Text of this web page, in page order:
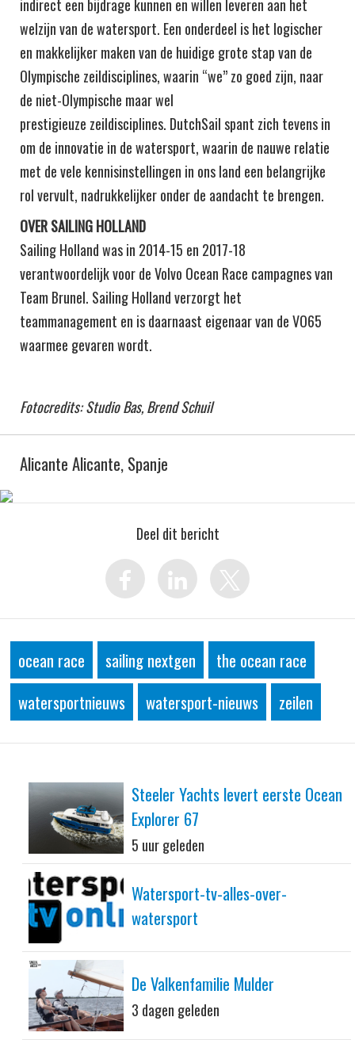
indirect een bijdrage kunnen en willen leveren aan het
welzijn van de watersport. Een onderdeel is het logischer
en makkelijker maken van de huidige grote stap van de
Olympische zeildisciplines, waarin “we” zo goed zijn, naar
de niet-Olympische maar wel
prestigieuze zeildisciplines. DutchSail spant zich tevens in
om de innovatie in de watersport, waarin de nauwe relatie
met de vele kennisinstellingen in ons land een belangrijke
rol vervult, nadrukkelijker onder de aandacht te brengen.
OVER SAILING HOLLAND
Sailing Holland was in 2014-15 en 2017-18
verantwoordelijk voor de Volvo Ocean Race campagnes van
Team Brunel. Sailing Holland verzorgt het
teammanagement en is daarnaast eigenaar van de VO65
waarmee gevaren wordt.
Fotocredits: Studio Bas, Brend Schuil
Alicante Alicante, Spanje
Deel dit bericht
ocean race sailing nextgen
the ocean race
watersportnieuws
watersport-nieuws zeilen
Steeler Yachts levert eerste Ocean
Explorer 67
5 uur geleden
Watersport-tv-alles-over-
watersport
De Valkenfamilie Mulder
3 dagen geleden